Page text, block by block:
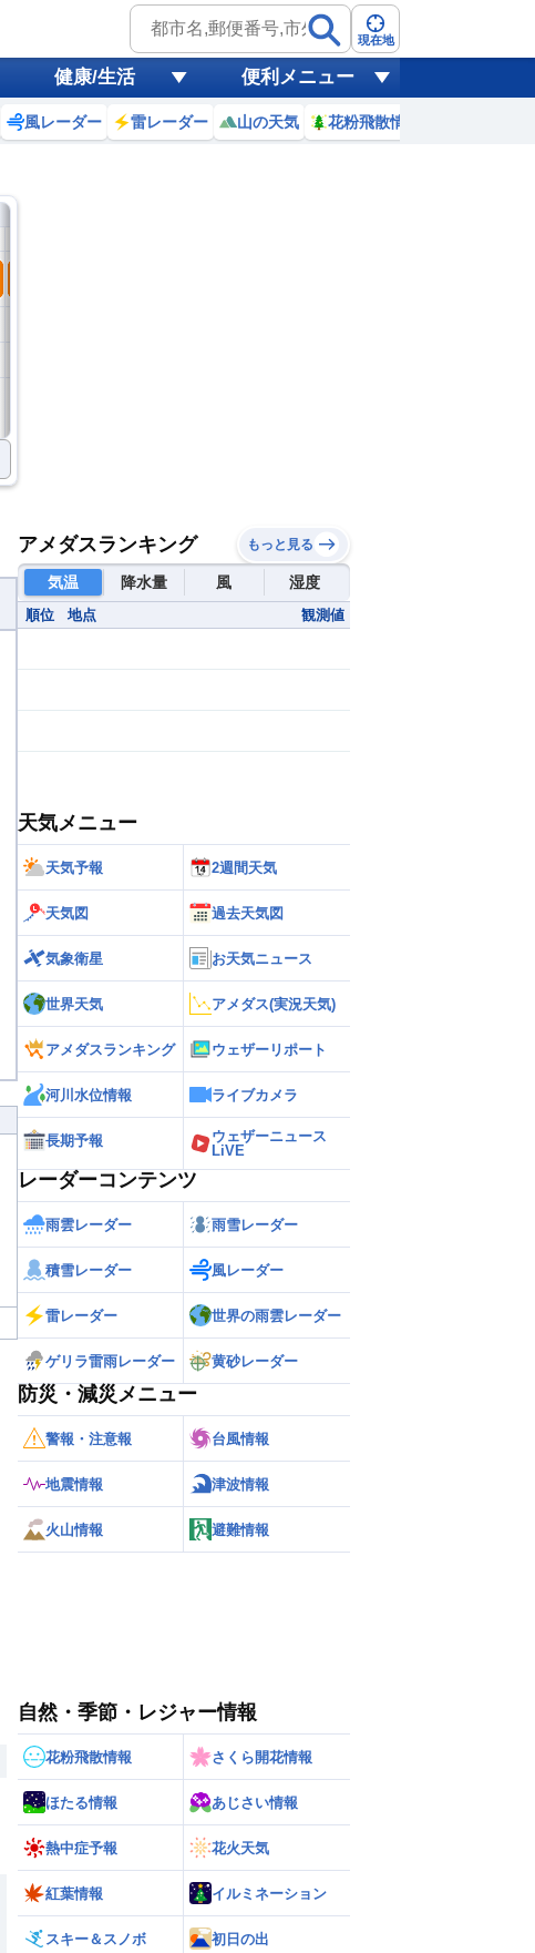
現在地
健康/生活 便利メニュー
風レーダー 雷レーダー 山の天気 花粉飛散情報
アメダスランキング もっと見る
気温 降水量 風 湿度
順位 地点 観測値
天気メニュー
天気予報 2週間天気
天気図 過去天気図
気象衛星 お天気ニュース
世界天気 アメダス(実況天気)
アメダスランキング ウェザーリポート
河川水位情報 ライブカメラ
長期予報
ウェザーニュース
LiVE
レーダーコンテンツ
雨雲レーダー 雨雪レーダー
積雪レーダー 風レーダー
雷レーダー 世界の雨雲レーダー
ゲリラ雷雨レーダー 黄砂レーダー
防災・減災メニュー
警報・注意報 台風情報
地震情報 津波情報
火山情報 避難情報
自然・季節・レジャー情報
花粉飛散情報 さくら開花情報
ほたる情報 あじさい情報
熱中症予報 花火天気
紅葉情報 イルミネーション
スキー＆スノボ 初日の出